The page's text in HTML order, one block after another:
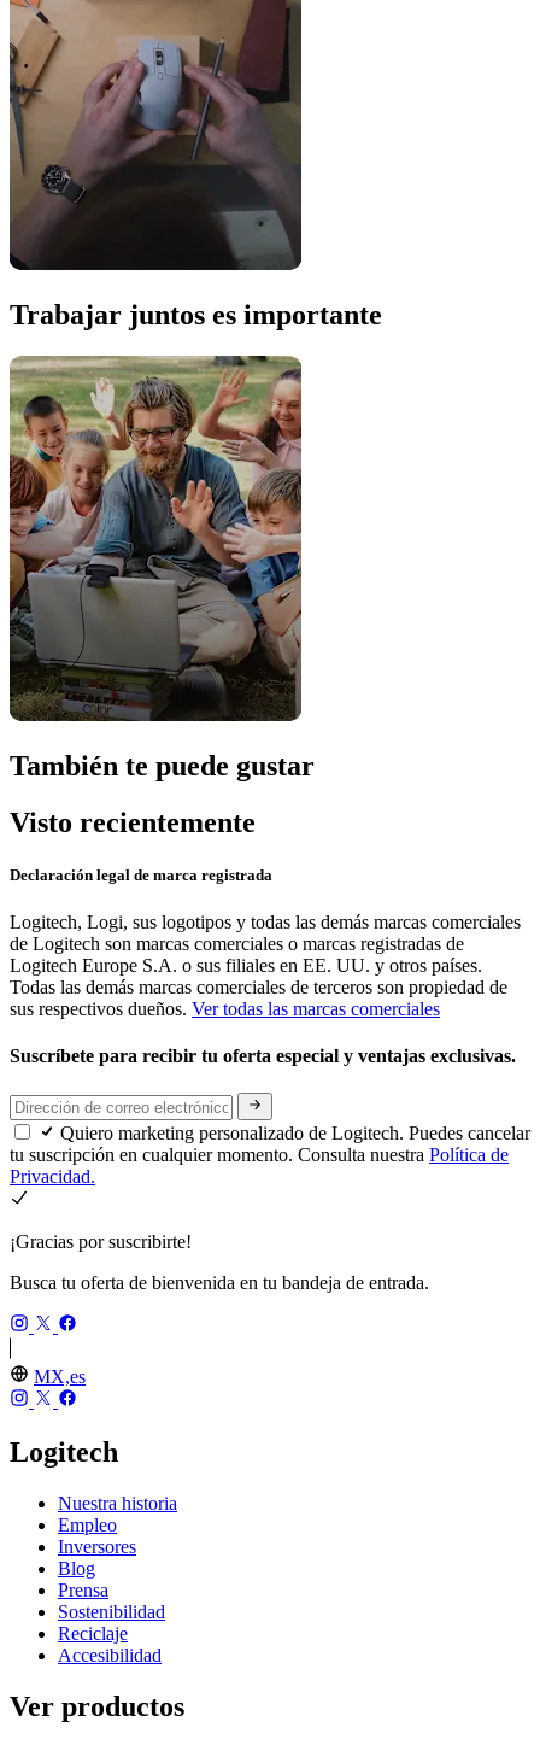
Trabajar juntos es importante
También te puede gustar
Visto recientemente
Declaración legal de marca registrada
Logitech, Logi, sus logotipos y todas las demás marcas comerciales
de Logitech son marcas comerciales o marcas registradas de
Logitech Europe S.A. o sus filiales en EE. UU. y otros países.
Todas las demás marcas comerciales de terceros son propiedad de
sus respectivos dueños. Ver todas las marcas comerciales
Suscríbete para recibir tu oferta especial y ventajas exclusivas.
Quiero marketing personalizado de Logitech. Puedes cancelar
tu suscripción en cualquier momento. Consulta nuestra Política de
Privacidad.
¡Gracias por suscribirte!
Busca tu oferta de bienvenida en tu bandeja de entrada.
MX,es
Logitech
Nuestra historia
Empleo
Inversores
Blog
Prensa
Sostenibilidad
Reciclaje
Accesibilidad
Ver productos